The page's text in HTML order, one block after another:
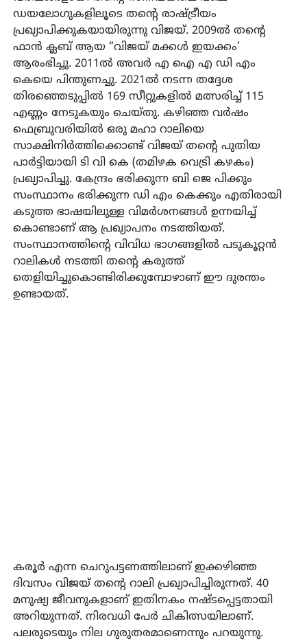
ഡയലോഗുകളിലൂടെ തന്റെ രാഷ്ട്രീയം
പ്രഖ്യാപിക്കുകയായിരുന്നു വിജയ്. 2009ല്‍ തന്റെ
ഫാന്‍ ക്ലബ് ആയ “വിജയ് മക്കള്‍ ഇയക്കം’
ആരംഭിച്ചു. 2011ല്‍ അവര്‍ എ ഐ എ ഡി എം
കെയെ പിന്തുണച്ചു. 2021ല്‍ നടന്ന തദ്ദേശ
തിരഞ്ഞെടുപ്പില്‍ 169 സീറ്റുകളില്‍ മത്സരിച്ച് 115
എണ്ണം നേടുകയും ചെയ്തു. കഴിഞ്ഞ വര്‍ഷം
ഫെബ്രുവരിയില്‍ ഒരു മഹാ റാലിയെ
സാക്ഷിനിര്‍ത്തിക്കൊണ്ട് വിജയ് തന്റെ പുതിയ
പാര്‍ട്ടിയായി ടി വി കെ (തമിഴക വെട്രി കഴകം)
പ്രഖ്യാപിച്ചു. കേന്ദ്രം ഭരിക്കുന്ന ബി ജെ പിക്കും
സംസ്ഥാനം ഭരിക്കുന്ന ഡി എം കെക്കും എതിരായി
കടുത്ത ഭാഷയിലുള്ള വിമര്‍ശനങ്ങള്‍ ഉന്നയിച്ച്
കൊണ്ടാണ് ആ പ്രഖ്യാപനം നടത്തിയത്.
സംസ്ഥാനത്തിന്റെ വിവിധ ഭാഗങ്ങളില്‍ പടുകൂറ്റന്‍
റാലികള്‍ നടത്തി തന്റെ കരുത്ത്
തെളിയിച്ചുകൊണ്ടിരിക്കുമ്പോഴാണ് ഈ ദുരന്തം
ഉണ്ടായത്.
കരൂര്‍ എന്ന ചെറുപട്ടണത്തിലാണ് ഇക്കഴിഞ്ഞ
ദിവസം വിജയ് തന്റെ റാലി പ്രഖ്യാപിച്ചിരുന്നത്. 40
മനുഷ്യ ജീവനുകളാണ് ഇതിനകം നഷ്ടപ്പെട്ടതായി
അറിയുന്നത്. നിരവധി പേര്‍ ചികിത്സയിലാണ്.
പലരുടെയും നില ഗുരുതരമാണെന്നും പറയുന്നു.